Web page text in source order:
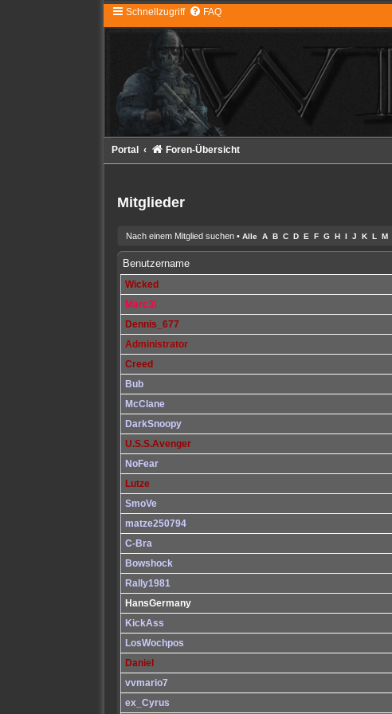
Schnellzugriff FAQ
Portal Foren-Übersicht
Mitglieder
Nach einem Mitglied suchen• Alle A B C D E F G H I J K L M
Benutzername
Wicked
Marc3l
Dennis_677
Administrator
Creed
Bub
McClane
DarkSnoopy
U.S.S.Avenger
NoFear
Lutze
SmoVe
matze250794
C-Bra
Bowshock
Rally1981
HansGermany
KickAss
LosWochpos
Daniel
vvmario7
ex_Cyrus